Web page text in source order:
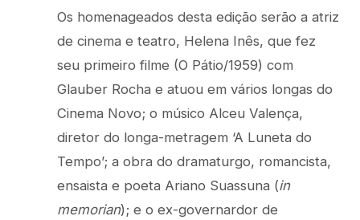
Os homenageados desta edição serão a atriz
de cinema e teatro, Helena Inês, que fez
seu primeiro filme (O Pátio/1959) com
Glauber Rocha e atuou em vários longas do
Cinema Novo; o músico Alceu Valença,
diretor do longa-metragem ‘A Luneta do
Tempo’; a obra do dramaturgo, romancista,
ensaista e poeta Ariano Suassuna (in
memorian); e o ex-governardor de